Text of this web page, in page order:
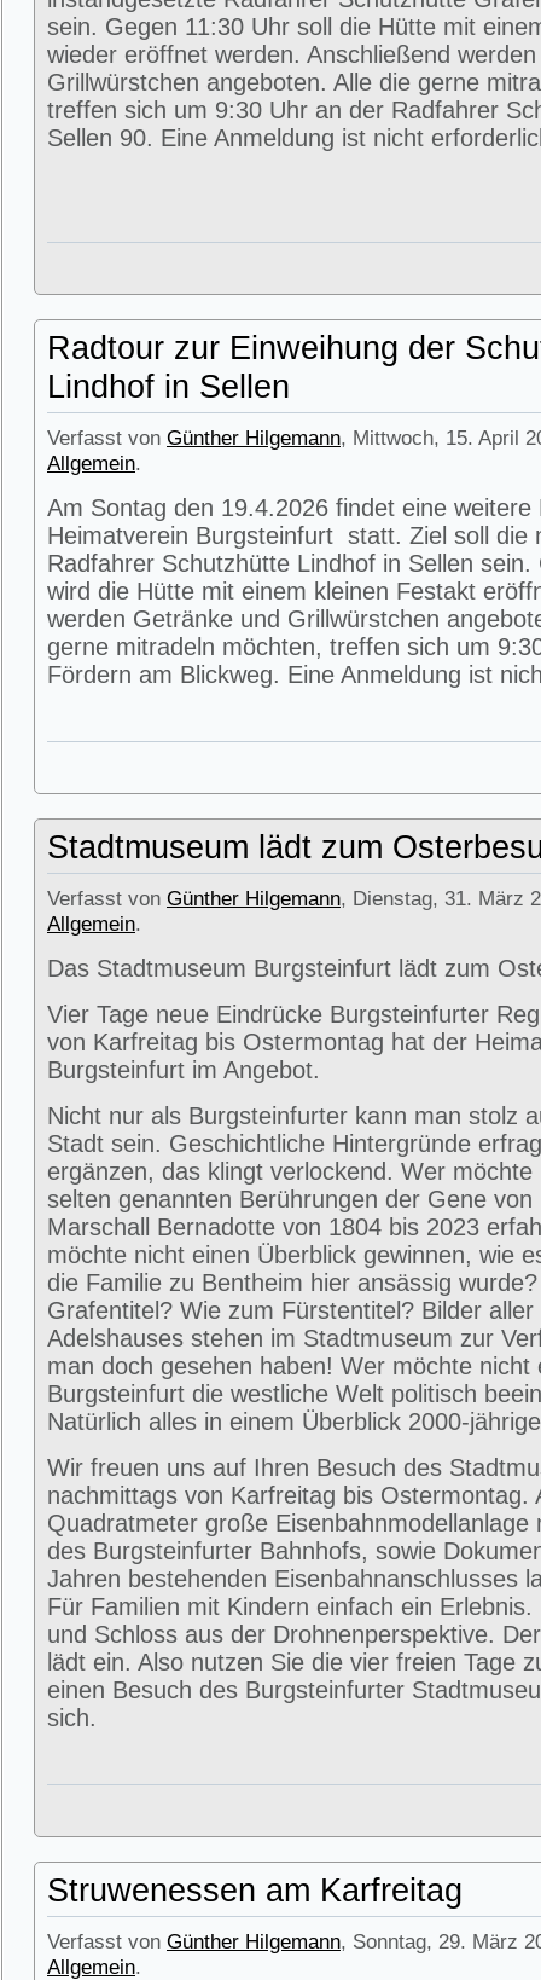
sein. Gegen 11:30 Uhr soll die Hütte mit
wieder eröffnet werden. Anschließend
Grillwürstchen angeboten. Alle die gerne
treffen sich um 9:30 Uhr an der Radfahrer
Sellen 90. Eine Anmeldung ist nicht
Radtour zur Einweihung der
Lindhof in Sellen
Verfasst von Günther Hilgemann, Mittwoch, 15. April
Allgemein.
Am Sontag den 19.4.2026 findet eine weitere
Heimatverein Burgsteinfurt statt. Ziel soll die
Radfahrer Schutzhütte Lindhof in Sellen sein.
wird die Hütte mit einem kleinen Festakt
werden Getränke und Grillwürstchen
gerne mitradeln möchten, treffen sich um
Fördern am Blickweg. Eine Anmeldung ist
Stadtmuseum lädt zum
Verfasst von Günther Hilgemann, Dienstag, 31. März
Allgemein.
Das Stadtmuseum Burgsteinfurt lädt zum
Vier Tage neue Eindrücke Burgsteinfurter
von Karfreitag bis Ostermontag hat der
Burgsteinfurt im Angebot.
Nicht nur als Burgsteinfurter kann man stolz
Stadt sein. Geschichtliche Hintergründe
ergänzen, das klingt verlockend. Wer möchte
selten genannten Berührungen der Gene von
Marschall Bernadotte von 1804 bis 2023
möchte nicht einen Überblick gewinnen, wie
die Familie zu Bentheim hier ansässig
Grafentitel? Wie zum Fürstentitel? Bilder
Adelshauses stehen im Stadtmuseum zur
man doch gesehen haben! Wer möchte nicht
Burgsteinfurt die westliche Welt politisch
Natürlich alles in einem Überblick 2000-
Wir freuen uns auf Ihren Besuch des
nachmittags von Karfreitag bis Ostermontag.
Quadratmeter große Eisenbahnmodellanlage
des Burgsteinfurter Bahnhofs, sowie
Jahren bestehenden Eisenbahnanschlusses
Für Familien mit Kindern einfach ein
und Schloss aus der Drohnenperspektive.
lädt ein. Also nutzen Sie die vier freien Tage
einen Besuch des Burgsteinfurter
sich.
Struwenessen am Karfreitag
Verfasst von Günther Hilgemann, Sonntag, 29. März
Allgemein.